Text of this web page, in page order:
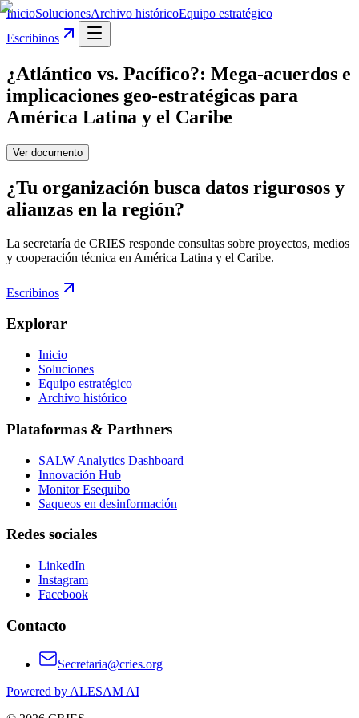
InicioSolucionesArchivo históricoEquipo estratégico
Escribinos
¿Atlántico vs. Pacífico?: Mega-acuerdos e
implicaciones geo-estratégicas para
América Latina y el Caribe
Ver documento
¿Tu organización busca datos rigurosos y
alianzas en la región?
La secretaría de CRIES responde consultas sobre proyectos, medios
y cooperación técnica en América Latina y el Caribe.
Escribinos
Explorar
Inicio
Soluciones
Equipo estratégico
Archivo histórico
Plataformas & Parthners
SALW Analytics Dashboard
Innovación Hub
Monitor Esequibo
Saqueos en desinformación
Redes sociales
LinkedIn
Instagram
Facebook
Contacto
Secretaria@cries.org
Powered by ALESAM AI